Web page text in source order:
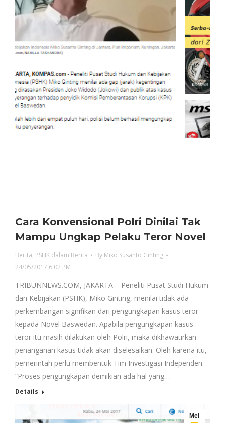
Cara Konvensional Polri Dinilai Tak
Mampu Ungkap Pelaku Teror Novel
Berita, PSHK dalam Berita By Miko Susanto Ginting
24/05/2017 6:02 PM
TRIBUNNEWS.COM, JAKARTA – Peneliti Pusat Studi Hukum
dan Kebijakan (PSHK), Miko Ginting, menilai tidak ada
perkembangan signifikan dari pengungkapan kasus teror
kepada Novel Baswedan. Apabila pengungkapan kasus
teror itu masih dilakukan oleh Polri, maka dikhawatirkan
penanganan kasus tidak akan diselesaikan. Oleh karena itu,
pemerintah perlu membentuk Tim Investigasi Independen.
“Proses pengungkapan demikian ada hal yang…
Details
Mei